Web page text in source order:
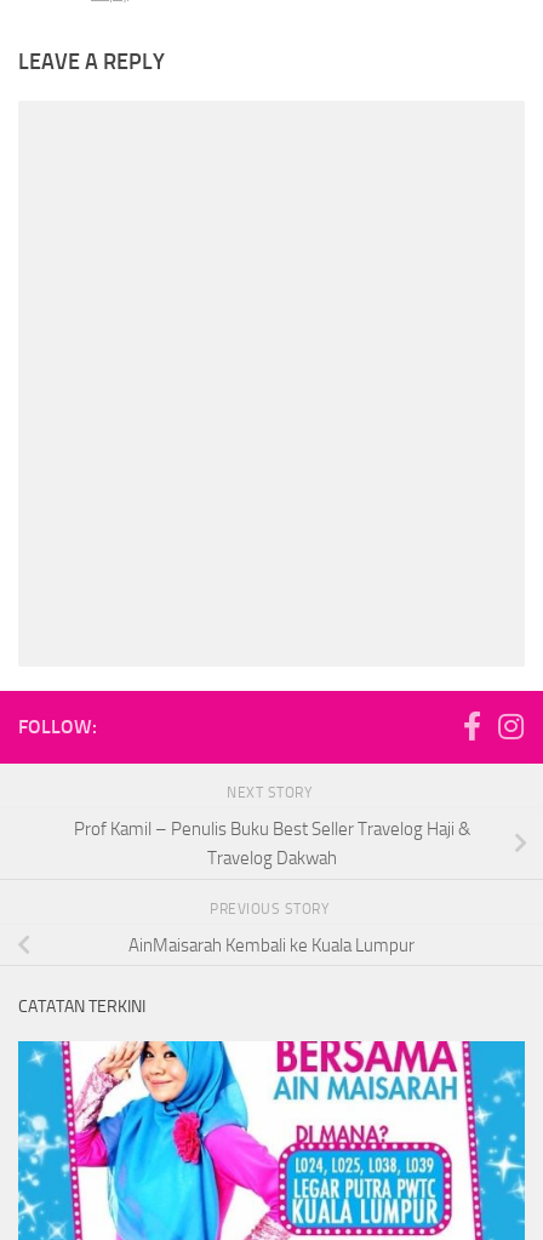
LEAVE A REPLY
FOLLOW:
NEXT STORY
Prof Kamil – Penulis Buku Best Seller Travelog Haji &
Travelog Dakwah
PREVIOUS STORY
AinMaisarah Kembali ke Kuala Lumpur
CATATAN TERKINI